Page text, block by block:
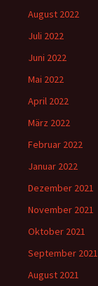
August 2022
Juli 2022
Juni 2022
Mai 2022
April 2022
März 2022
Februar 2022
Januar 2022
Dezember 2021
November 2021
Oktober 2021
September 2021
August 2021